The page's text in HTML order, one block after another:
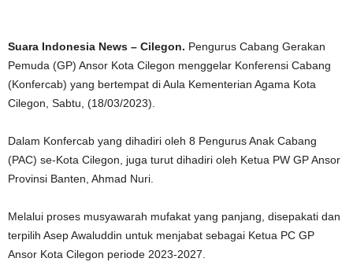
Suara Indonesia News – Cilegon. Pengurus Cabang Gerakan
Pemuda (GP) Ansor Kota Cilegon menggelar Konferensi Cabang
(Konfercab) yang bertempat di Aula Kementerian Agama Kota
Cilegon, Sabtu, (18/03/2023).
Dalam Konfercab yang dihadiri oleh 8 Pengurus Anak Cabang
(PAC) se-Kota Cilegon, juga turut dihadiri oleh Ketua PW GP Ansor
Provinsi Banten, Ahmad Nuri.
Melalui proses musyawarah mufakat yang panjang, disepakati dan
terpilih Asep Awaluddin untuk menjabat sebagai Ketua PC GP
Ansor Kota Cilegon periode 2023-2027.